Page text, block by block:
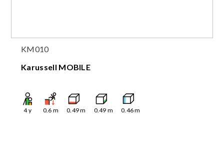
KM010
Karussell MOBILE
4y 0.6 m 0.49m 0.49 m 0.46m